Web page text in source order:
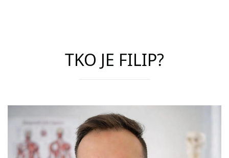
TKO JE FILIP?